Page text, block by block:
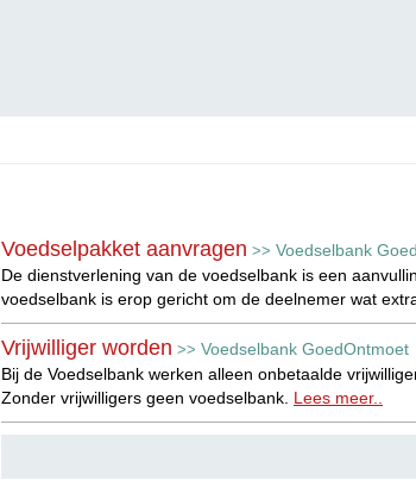
Voedselpakket aanvragen >> Voedselbank
De dienstverlening van de voedselbank is een
voedselbank is erop gericht om de deelnemer wat
Vrijwilliger worden >> Voedselbank GoedOntmoet
Bij de Voedselbank werken alleen onbetaalde
Zonder vrijwilligers geen voedselbank. Lees meer..